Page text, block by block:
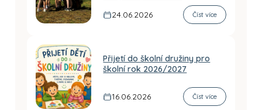
24.06.2026
Číst více
Přijetí do školní družiny pro
školní rok 2026/2027
16.06.2026 Číst více